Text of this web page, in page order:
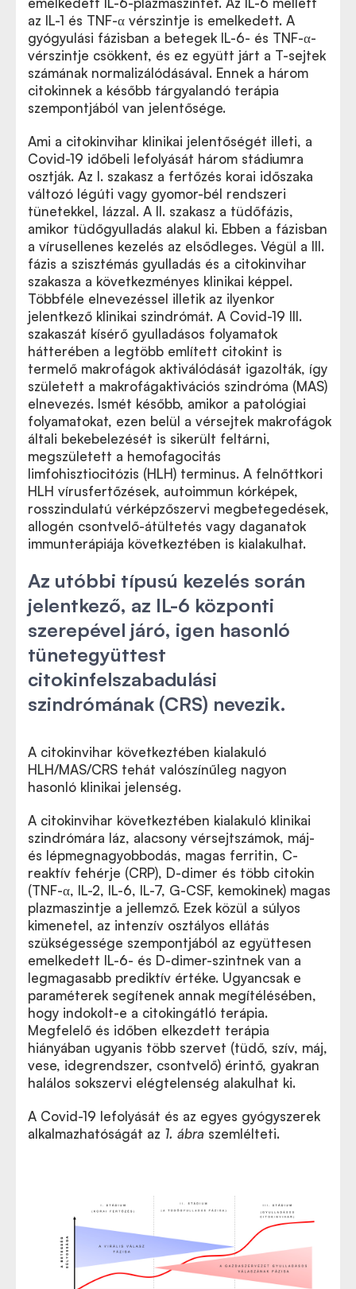
az IL-1 és TNF-α vérszintje is emelkedett. A
gyógyulási fázisban a betegek IL-6- és TNF-α-
vérszintje csökkent, és ez együtt járt a T-sejtek
számának normalizálódásával. Ennek a három
citokinnek a később tárgyalandó terápia
szempontjából van jelentősége.
Ami a citokinvihar klinikai jelentőségét illeti, a
Covid-19 időbeli lefolyását három stádiumra
osztják. Az I. szakasz a fertőzés korai időszaka
változó légúti vagy gyomor-bél rendszeri
tünetekkel, lázzal. A II. szakasz a tüdőfázis,
amikor tüdőgyulladás alakul ki. Ebben a fázisban
a vírusellenes kezelés az elsődleges. Végül a III.
fázis a szisztémás gyulladás és a citokinvihar
szakasza a következményes klinikai képpel.
Többféle elnevezéssel illetik az ilyenkor
jelentkező klinikai szindrómát. A Covid-19 III.
szakaszát kísérő gyulladásos folyamatok
hátterében a legtöbb említett citokint is
termelő makrofágok aktiválódását igazolták, így
született a makrofágaktivációs szindróma (MAS)
elnevezés. Ismét később, amikor a patológiai
folyamatokat, ezen belül a vérsejtek makrofágok
általi bekebelezését is sikerült feltárni,
megszületett a hemofagocitás
limfohisztiocitózis (HLH) terminus. A felnőttkori
HLH vírusfertőzések, autoimmun kórképek,
rosszindulatú vérképzőszervi megbetegedések,
allogén csontvelő-átültetés vagy daganatok
immunterápiája következtében is kialakulhat.
Az utóbbi típusú kezelés során
jelentkező, az IL-6 központi
szerepével járó, igen hasonló
tünetegyüttest
citokinfelszabadulási
szindrómának (CRS) nevezik.
A citokinvihar következtében kialakuló
HLH/MAS/CRS tehát valószínűleg nagyon
hasonló klinikai jelenség.
A citokinvihar következtében kialakuló klinikai
szindrómára láz, alacsony vérsejtszámok, máj-
és lépmegnagyobbodás, magas ferritin, C-
reaktív fehérje (CRP), D-dimer és több citokin
(TNF-α, IL-2, IL-6, IL-7, G-CSF, kemokinek) magas
plazmaszintje a jellemző. Ezek közül a súlyos
kimenetel, az intenzív osztályos ellátás
szükségessége szempontjából az együttesen
emelkedett IL-6- és D-dimer-szintnek van a
legmagasabb prediktív értéke. Ugyancsak e
paraméterek segítenek annak megítélésében,
hogy indokolt-e a citokingátló terápia.
Megfelelő és időben elkezdett terápia
hiányában ugyanis több szervet (tüdő, szív, máj,
vese, idegrendszer, csontvelő) érintő, gyakran
halálos sokszervi elégtelenség alakulhat ki.
A Covid-19 lefolyását és az egyes gyógyszerek
alkalmazhatóságát az 1. ábra szemlélteti.